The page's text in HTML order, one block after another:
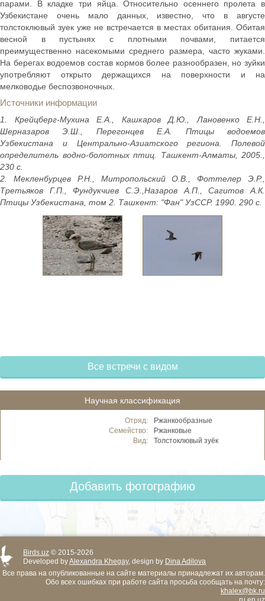
парами. В кладке три яйца. Относительно осеннего пролета в
Узбекистане очень мало данных, известно, что в августе
толстоклювый зуек уже не встречается в местах обитания. Обитая
весной в пустынях с плотными почвами, питается
преимущественно насекомыми среднего размера, часто жуками.
На берегах водоемов состав кормов более разнообразен, но зуйки
употребляют открыто держащихся на поверхности и на
мелководье беспозвоночных.
Источники информации
1. Крейцберг-Мухина Е.А., Кашкаров Д.Ю., Лановенко Е.Н.,
Шерназаров Э.Ш., Перегонцев Е.А. Птицы водоемов
Узбекистана и Центрально-Азиатского региона. Полевой
определитель водно-болотных птиц. Ташкент-Алматы, 2005.,
230 с.
2. Мекленбурцев Р.Н., Митропольский О.В., Фоттелер Э.Р.,
Третьяков Г.П., Фундукчиев С.Э.,Назаров А.П., Сагитов А.К.
Птицы Узбекистана, том 2. Ташкент: "Фан" УзССР. 1990. 290 с.
Все встречи с видом
Научная классификация
Отряд:
Ржанкообразные
Семейство:
Ржанковые
Вид:
Толстоклювый зуёк
Добавить фотографию
Birds.uz © 2015-2026
Developed byAlexandra Khegay, design by Dina Adilova
Все права на опубликованные на сайте материалы принадлежат их авторам.
Обо всех ошибках при работе сайта просьба сообщать на почту:
khalex@bk.ru